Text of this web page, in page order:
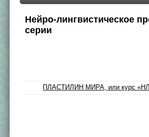
Нейро-лингвистическое
серии
ПЛАСТИЛИН МИРА, или курс